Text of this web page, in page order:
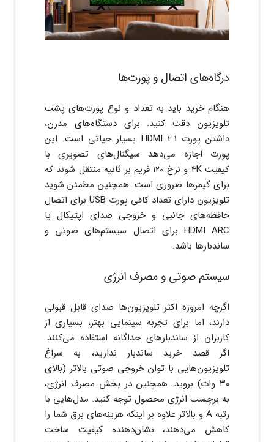
درگاه‌های اتصال و پورت‌ها
هنگام خرید باید به تعداد و نوع پورت‌های پشت
تلویزیون دقت کنید. برای دستگاه‌های مدرن،
داشتن پورت HDMI 2.1 بسیار حیاتی است. این
پورت اجازه می‌دهد سیگنال‌های تصویری با
کیفیت 4K و نرخ ۱۲۰ فریم بر ثانیه منتقل شوند که
برای گیمرها ضروری است. همچنین مطمئن شوید
تلویزیون دارای تعداد کافی پورت USB برای اتصال
حافظه‌های جانبی و خروجی صدای اپتیکال یا
HDMI ARC برای اتصال سیستم‌های صوتی و
ساندبارها باشد.
سیستم صوتی و مصرف انرژی
اگرچه امروزه اکثر تلویزیون‌ها صدای قابل قبولی
دارند، اما برای تجربه سینمایی بهتر، بسیاری از
کاربران از ساندبارهای جداگانه استفاده می‌کنند.
اگر قصد خرید ساندبار ندارید، به سراغ
تلویزیون‌هایی با توان خروجی صوتی بالاتر (بالای
۳۰ وات) بروید. همچنین در بخش مصرف انرژی،
به برچسب انرژی محصول توجه کنید. مدل‌هایی با
رتبه A و بالاتر علاوه بر اینکه هزینه‌های برق شما را
کاهش می‌دهند، نشان‌دهنده کیفیت ساخت
پاسخ نظر